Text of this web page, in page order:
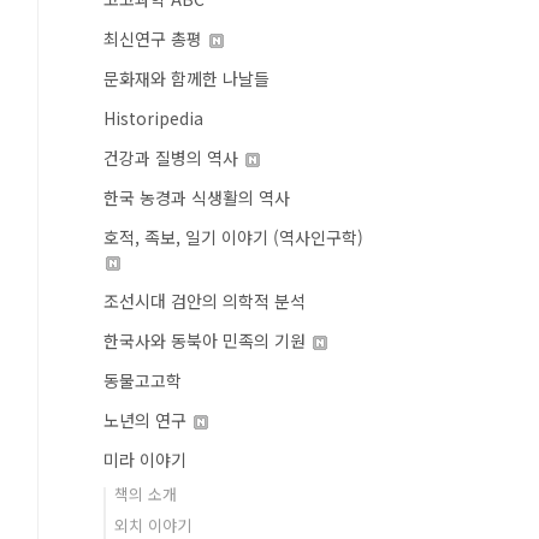
최신연구 총평
문화재와 함께한 나날들
Historipedia
건강과 질병의 역사
한국 농경과 식생활의 역사
호적, 족보, 일기 이야기 (역사인구학)
조선시대 검안의 의학적 분석
한국사와 동북아 민족의 기원
동물고고학
노년의 연구
미라 이야기
책의 소개
외치 이야기